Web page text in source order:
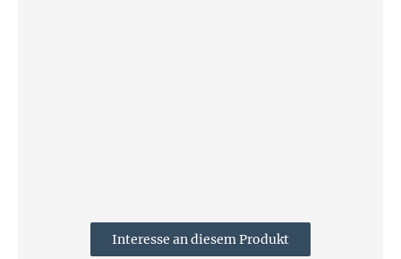
Interesse an diesem Produkt